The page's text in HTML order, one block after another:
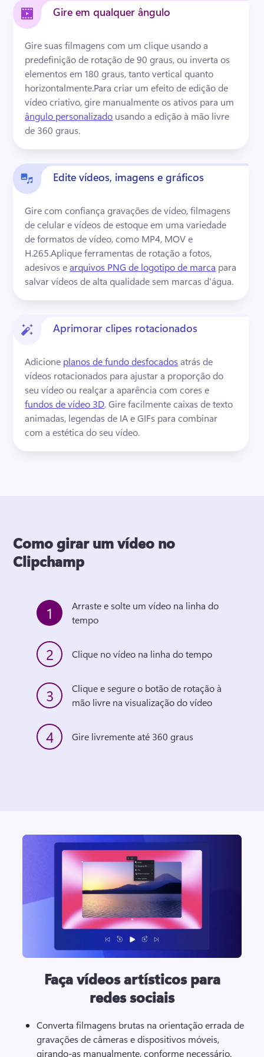
Gire em qualquer ângulo
Gire suas filmagens com um clique usando a
predefinição de rotação de 90 graus, ou inverta os
elementos em 180 graus, tanto vertical quanto
horizontalmente.Para criar um efeito de edição de
vídeo criativo, gire manualmente os ativos para um
ângulo personalizado usando a edição à mão livre
de 360 graus.
Edite vídeos, imagens e gráficos
Gire com confiança gravações de vídeo, filmagens
de celular e vídeos de estoque em uma variedade
de formatos de vídeo, como MP4, MOV e
H.265.Aplique ferramentas de rotação a fotos,
adesivos e arquivos PNG de logotipo de marca para
salvar vídeos de alta qualidade sem marcas d'água.
Aprimorar clipes rotacionados
Adicione planos de fundo desfocados atrás de
vídeos rotacionados para ajustar a proporção do
seu vídeo ou realçar a aparência com cores e
fundos de vídeo 3D. Gire facilmente caixas de texto
animadas, legendas de IA e GIFs para combinar
com a estética do seu vídeo.
Como girar um vídeo no
Clipchamp
1
Arraste e solte um vídeo na linha do
tempo
2 Clique no vídeo na linha do tempo
3
Clique e segure o botão de rotação à
mão livre na visualização do vídeo
4 Gire livremente até 360 graus
Faça vídeos artísticos para
redes sociais
Converta filmagens brutas na orientação errada de
gravações de câmeras e dispositivos móveis,
girando-as manualmente, conforme necessário.